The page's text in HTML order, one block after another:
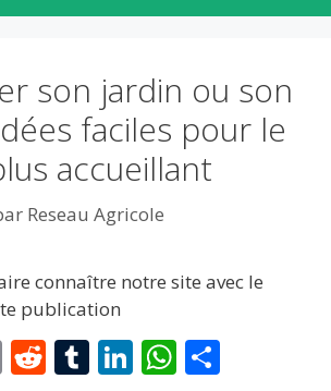
son jardin ou son
faciles pour le
accueillant
Reseau Agricole
connaître notre site avec le
publication
E R T Li W